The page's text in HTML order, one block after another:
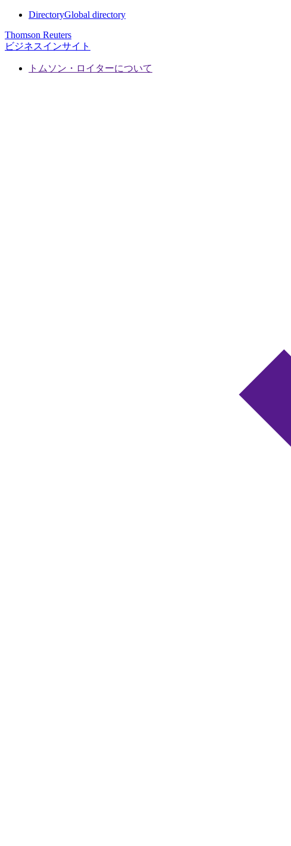
DirectoryGlobal directory
Thomson Reuters
ビジネスインサイト
トムソン・ロイターについて